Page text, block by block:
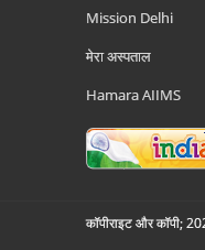
Mission Delhi
मेरा अस्पताल
Hamara AIIMS
कॉपीराइट और कॉपी;